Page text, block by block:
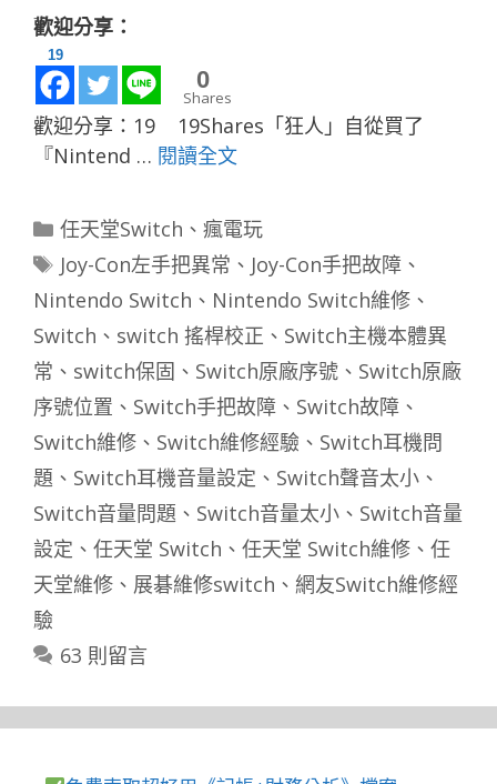
歡迎分享：
19
0
Shares
歡迎分享：19 19Shares「狂人」自從買了
『Nintend … 閱讀全文
分
類
任天堂Switch 、 瘋電玩
標
籤
Joy-Con左手把異常 、 Joy-Con手把故障、
Nintendo Switch 、 Nintendo Switch維修 、
Switch 、 switch 搖桿校正 、 Switch主機本體異
常 、 switch保固 、 Switch原廠序號 、 Switch原廠
序號位置 、 Switch手把故障 、 Switch故障 、
Switch維修 、 Switch維修經驗 、 Switch耳機問
題 、 Switch耳機音量設定 、 Switch聲音太小 、
Switch音量問題 、 Switch音量太小 、 Switch音量
設定 、 任天堂 Switch 、 任天堂 Switch維修 、 任
天堂維修 、 展碁維修switch 、 網友Switch維修經
驗
63 則留言